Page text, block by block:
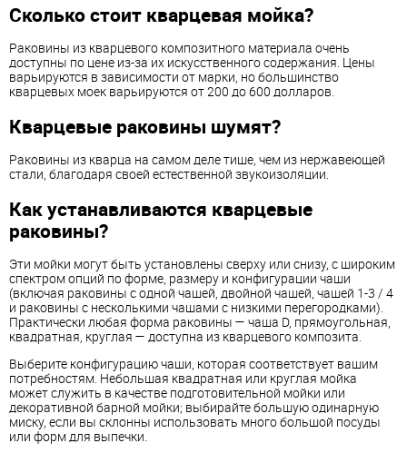
Сколько стоит кварцевая мойка?
Раковины из кварцевого композитного материала очень
доступны по цене из-за их искусственного содержания. Цены
варьируются в зависимости от марки, но большинство
кварцевых моек варьируются от 200 до 600 долларов.
Кварцевые раковины шумят?
Раковины из кварца на самом деле тише, чем из нержавеющей
стали, благодаря своей естественной звукоизоляции.
Как устанавливаются кварцевые
раковины?
Эти мойки могут быть установлены сверху или снизу, с широким
спектром опций по форме, размеру и конфигурации чаши
(включая раковины с одной чашей, двойной чашей, чашей 1-3 / 4
и раковины с несколькими чашами с низкими перегородками).
Практически любая форма раковины — чаша D, прямоугольная,
квадратная, круглая — доступна из кварцевого композита.
Выберите конфигурацию чаши, которая соответствует вашим
потребностям. Небольшая квадратная или круглая мойка
может служить в качестве подготовительной мойки или
декоративной барной мойки; выбирайте большую одинарную
миску, если вы склонны использовать много большой посуды
или форм для выпечки.